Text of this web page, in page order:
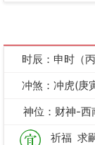
时辰：申时（丙
冲煞：冲虎(庚
神位：财神-
祈福 求